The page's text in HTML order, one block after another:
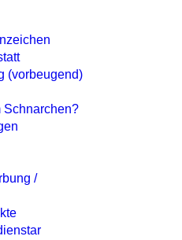
(vorbeugend)
Schnarchen?
/